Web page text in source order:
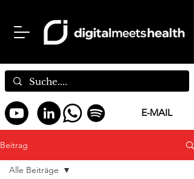
E-MAIL
Beitrag
Alle Beiträge